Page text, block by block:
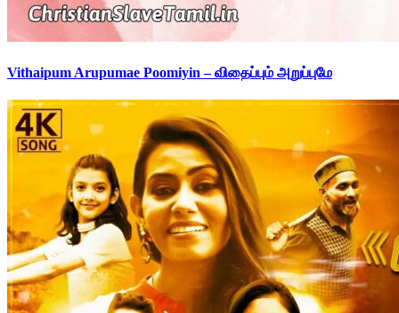
Vithaipum Arupumae Poomiyin – விதைப்பும் அறுப்புமே